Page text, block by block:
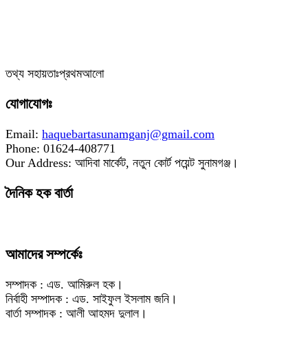
‎তথ্য সহায়তাঃপ্রথমআলো
যোগাযোগঃ
Email: haquebartasunamganj@gmail.com
Phone: 01624-408771
Our Address: আদিবা মার্কেট, নতুন কোর্ট পয়েন্ট সুনামগঞ্জ।
দৈনিক হক বার্তা
আমাদের সম্পর্কেঃ
সম্পাদক : এড. আমিরুল হক।
নির্বাহী সম্পাদক : এড. সাইফুল ইসলাম জনি।
বার্তা সম্পাদক : আলী আহমদ দুলাল।